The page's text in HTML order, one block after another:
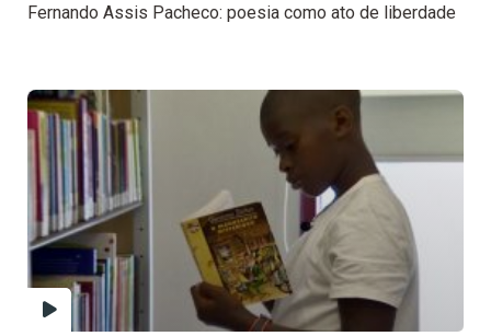
Fernando Assis Pacheco: poesia como ato de liberdade